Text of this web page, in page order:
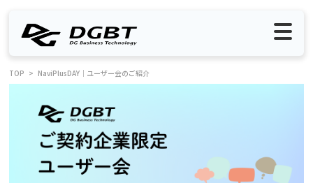
TOP NaviPlusDAY｜ユーザー会のご紹介